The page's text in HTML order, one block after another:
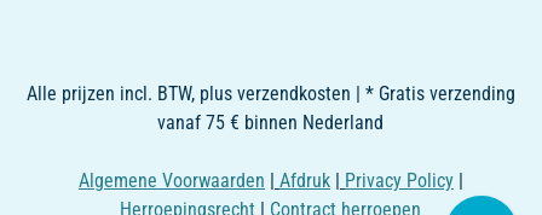
Alle prijzen incl. BTW, plus verzendkosten | * Gratis verzending
vanaf 75 € binnen Nederland
Algemene Voorwaarden | Afdruk | Privacy Policy |
Herroepingsrecht | Contract herroepen